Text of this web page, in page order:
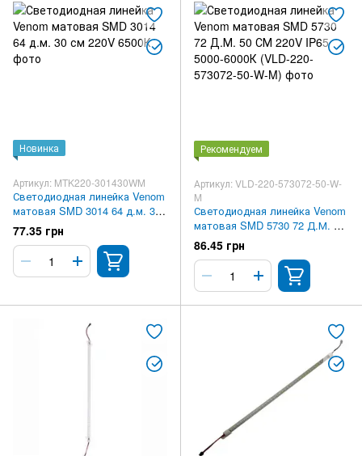
Новинка
Артикул: MTK220-301430WM
Светодиодная линейка Venom
матовая SMD 3014 64 д.м. 30
см 220V 6500К
77.35 грн
Рекомендуем
Артикул: VLD-220-573072-50-W-
M
Светодиодная линейка Venom
матовая SMD 5730 72 Д.М. 50
СМ 220V IP65 5000-6000К
(VLD-220-573072-50-W-M)
86.45 грн